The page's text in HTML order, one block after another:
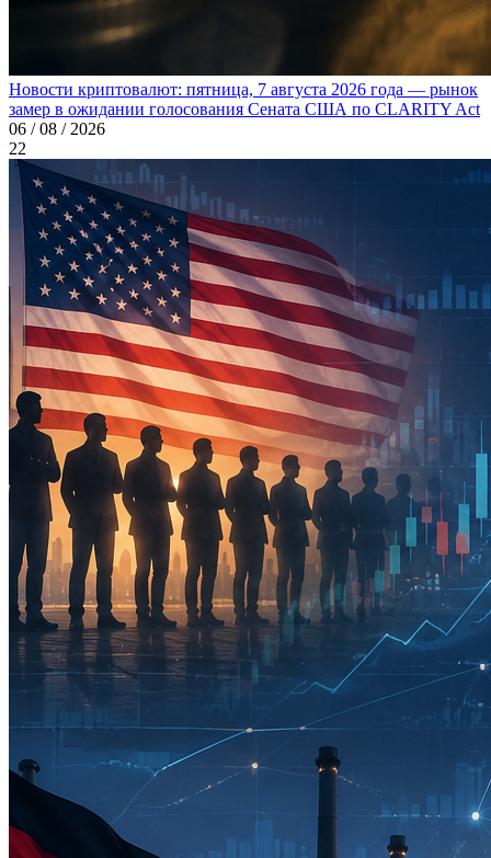
Новости криптовалют: пятница, 7 августа 2026 года — рынок
замер в ожидании голосования Сената США по CLARITY Act
06 / 08 / 2026
22